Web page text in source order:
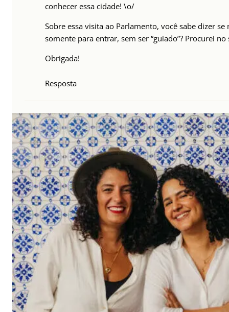
conhecer essa cidade! \o/
Sobre essa visita ao Parlamento, você sabe dizer
somente para entrar, sem ser “guiado”? Procurei
Obrigada!
Resposta